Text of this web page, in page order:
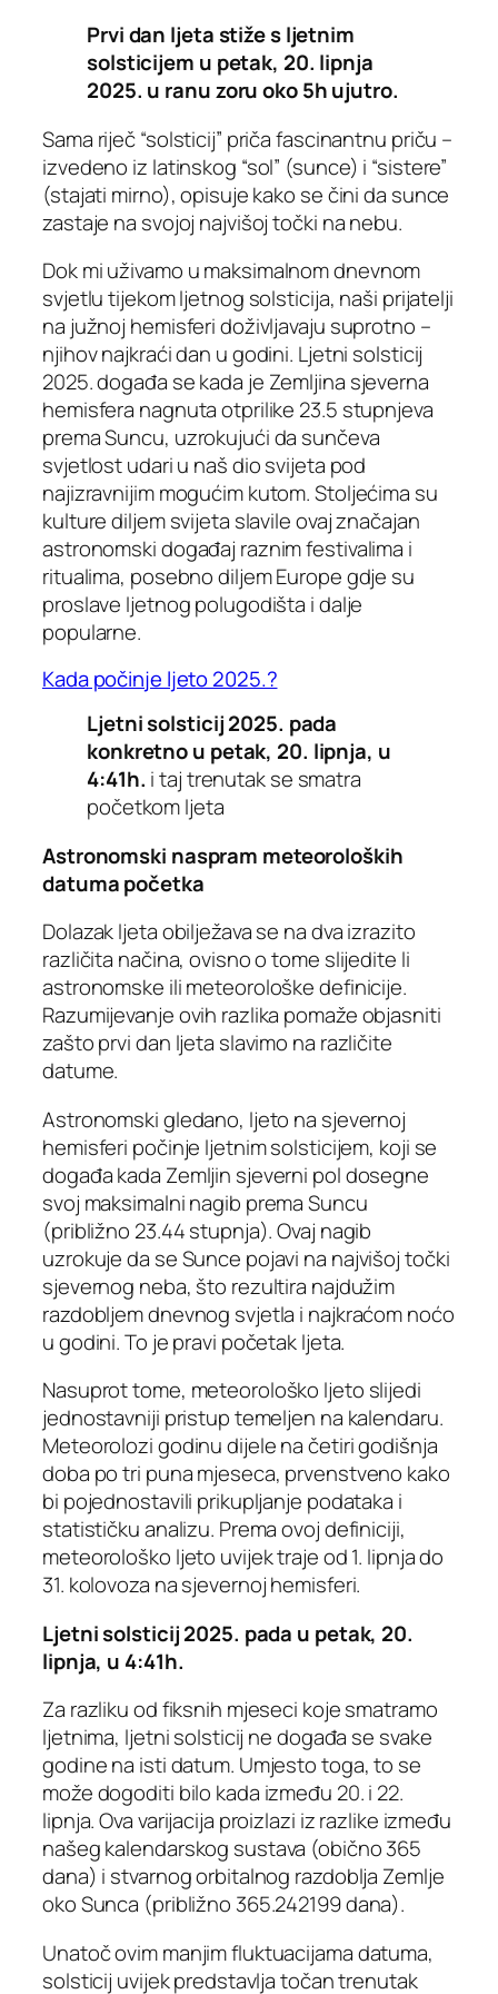
Prvi dan ljeta stiže s ljetnim
solsticijem u petak, 20. lipnja
2025. u ranu zoru oko 5h ujutro.
Sama riječ “solsticij” priča fascinantnu priču –
izvedeno iz latinskog “sol” (sunce) i “sistere”
(stajati mirno), opisuje kako se čini da sunce
zastaje na svojoj najvišoj točki na nebu.
Dok mi uživamo u maksimalnom dnevnom
svjetlu tijekom ljetnog solsticija, naši prijatelji
na južnoj hemisferi doživljavaju suprotno –
njihov najkraći dan u godini. Ljetni solsticij
2025. događa se kada je Zemljina sjeverna
hemisfera nagnuta otprilike 23.5 stupnjeva
prema Suncu, uzrokujući da sunčeva
svjetlost udari u naš dio svijeta pod
najizravnijim mogućim kutom. Stoljećima su
kulture diljem svijeta slavile ovaj značajan
astronomski događaj raznim festivalima i
ritualima, posebno diljem Europe gdje su
proslave ljetnog polugodišta i dalje
popularne.
Kada počinje ljeto 2025.?
Ljetni solsticij 2025. pada
konkretno u petak, 20. lipnja, u
4:41h. i taj trenutak se smatra
početkom ljeta
Astronomski naspram meteoroloških
datuma početka
Dolazak ljeta obilježava se na dva izrazito
različita načina, ovisno o tome slijedite li
astronomske ili meteorološke definicije.
Razumijevanje ovih razlika pomaže objasniti
zašto prvi dan ljeta slavimo na različite
datume.
Astronomski gledano, ljeto na sjevernoj
hemisferi počinje ljetnim solsticijem, koji se
događa kada Zemljin sjeverni pol dosegne
svoj maksimalni nagib prema Suncu
(približno 23.44 stupnja). Ovaj nagib
uzrokuje da se Sunce pojavi na najvišoj točki
sjevernog neba, što rezultira najdužim
razdobljem dnevnog svjetla i najkraćom noćo
u godini. To je pravi početak ljeta.
Nasuprot tome, meteorološko ljeto slijedi
jednostavniji pristup temeljen na kalendaru.
Meteorolozi godinu dijele na četiri godišnja
doba po tri puna mjeseca, prvenstveno kako
bi pojednostavili prikupljanje podataka i
statističku analizu. Prema ovoj definiciji,
meteorološko ljeto uvijek traje od 1. lipnja do
31. kolovoza na sjevernoj hemisferi.
Ljetni solsticij 2025. pada u petak, 20.
lipnja, u 4:41h.
Za razliku od fiksnih mjeseci koje smatramo
ljetnima, ljetni solsticij ne događa se svake
godine na isti datum. Umjesto toga, to se
može dogoditi bilo kada između 20. i 22.
lipnja. Ova varijacija proizlazi iz razlike između
našeg kalendarskog sustava (obično 365
dana) i stvarnog orbitalnog razdoblja Zemlje
oko Sunca (približno 365.242199 dana).
Unatoč ovim manjim fluktuacijama datuma,
solsticij uvijek predstavlja točan trenutak